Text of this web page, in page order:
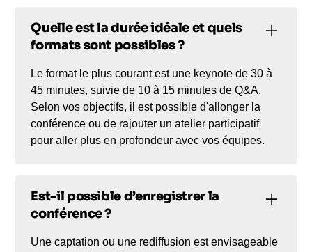
Quelle est la durée idéale et quels
formats sont possibles ?
Le format le plus courant est une keynote de 30 à
45 minutes, suivie de 10 à 15 minutes de Q&A.
Selon vos objectifs, il est possible d'allonger la
conférence ou de rajouter un atelier participatif
pour aller plus en profondeur avec vos équipes.
Est-il possible d’enregistrer la
conférence ?
Une captation ou une rediffusion est envisageable